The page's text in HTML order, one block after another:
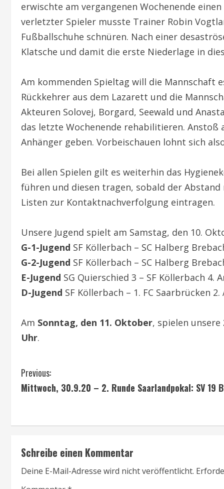
erwischte am vergangenen Wochenende
verletzter Spieler musste Trainer Robin
Fußballschuhe schnüren. Nach einer
Klatsche und damit die erste Niederlage in
Am kommenden Spieltag will die Mannschaft
Rückkehrer aus dem Lazarett und die
Akteuren Solovej, Borgard, Seewald und
das letzte Wochenende rehabilitieren. Anstoß
Anhänger geben. Vorbeischauen lohnt sich
Bei allen Spielen gilt es weiterhin das
führen und diesen tragen, sobald der
Listen zur Kontaktnachverfolgung eintragen.
Unsere Jugend spielt am Samstag, den 10.
G-1-Jugend SF Köllerbach – SC Halberg
G-2-Jugend SF Köllerbach – SC Halberg
E-Jugend SG Quierschied 3 – SF Köllerbach 4.
D-Jugend SF Köllerbach – 1. FC Saarbrücken 2.
Am Sonntag, den 11. Oktober, spielen unsere
Uhr.
C
o
i
n
Previous:
Mittwoch, 30.9.20 – 2. Runde Saarlandpokal: SV 19
Schreibe einen Kommentar
Deine E-Mail-Adresse wird nicht veröffentlicht.